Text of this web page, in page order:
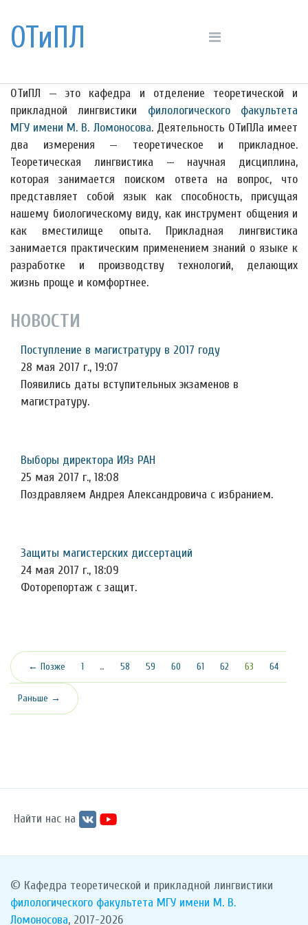
ОТиПЛ
ОТиПЛ — это кафедра и отделение теоретической и
прикладной лингвистики филологического факультета
МГУ имени М. В. Ломоносова. Деятельность ОТиПЛа имеет
два измерения — теоретическое и прикладное.
Теоретическая лингвистика — научная дисциплина,
которая занимается поиском ответа на вопрос, что
представляет собой язык как способность, присущая
нашему биологическому виду, как инструмент общения и
как вместилище опыта. Прикладная лингвистика
занимается практическим применением знаний о языке к
разработке и производству технологий, делающих
жизнь проще и комфортнее.
НОВОСТИ
Поступление в магистратуру в 2017 году
28 мая 2017 г., 19:07
Появились даты вступительных экзаменов в
магистратуру.
Выборы директора ИЯз РАН
25 мая 2017 г., 18:08
Поздравляем Андрея Александровича с избранием.
Защиты магистерских диссертаций
24 мая 2017 г., 18:09
Фоторепортаж с защит.
← Позже 1 … 58 59 60 61 62 63 (текущая)
64
Раньше →
Найти нас на
© Кафедра теоретической и прикладной лингвистики
филологического факультета МГУ имени М. В.
Ломоносова, 2017-2026